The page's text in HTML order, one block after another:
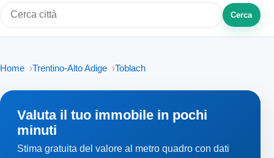
Cerca città o zona
Cerca
Home Trentino-Alto Adige Toblach
Valuta il tuo immobile in pochi
minuti
Stima gratuita del valore al metro quadro con dati